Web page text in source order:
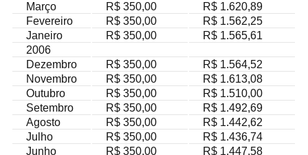
Março
R$ 350,00
R$ 1.620,89
Fevereiro
R$ 350,00
R$ 1.562,25
Janeiro
R$ 350,00
R$ 1.565,61
2006
Dezembro
R$ 350,00
R$ 1.564,52
Novembro
R$ 350,00
R$ 1.613,08
Outubro
R$ 350,00
R$ 1.510,00
Setembro
R$ 350,00
R$ 1.492,69
Agosto
R$ 350,00
R$ 1.442,62
Julho
R$ 350,00
R$ 1.436,74
Junho
R$ 350,00
R$ 1.447,58